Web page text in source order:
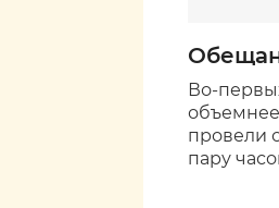
Во-
провели
пару